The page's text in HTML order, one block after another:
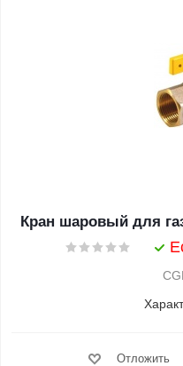
Кран шаровый для
Отложить